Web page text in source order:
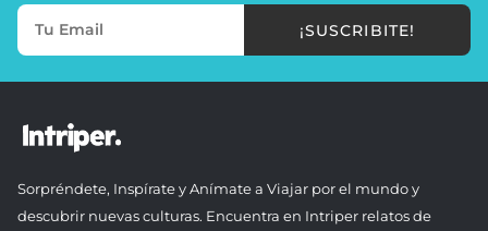
¡SUSCRIBITE!
Sorpréndete, Inspírate y Anímate a Viajar por el mundo y
descubrir nuevas culturas. Encuentra en Intriper relatos de